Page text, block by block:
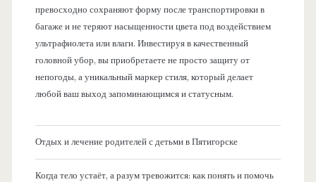
превосходно сохраняют форму после транспортировки в
багаже и не теряют насыщенности цвета под воздействием
ультрафиолета или влаги. Инвестируя в качественный
головной убор, вы приобретаете не просто защиту от
непогоды, а уникальный маркер стиля, который делает
любой ваш выход запоминающимся и статусным.
Отдых и лечение родителей с детьми в Пятигорске
Когда тело устаёт, а разум тревожится: как понять и помочь